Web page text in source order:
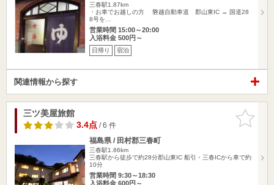
三春駅1.87km
・お車でお越しの方 磐越自動車道 郡山東IC → 国道28
8号を…
営業時間 15:00～20:00
入浴料金 500円～
日帰り 宿泊
関連情報から探す
お気に入
りに追加
三ツ美屋旅館
3.4点/ 6 件
福島県 / 田村郡三春町
三春駅1.86km
三春駅から徒歩で約28分郡山東IC 船引・三春ICから車で約
10分
営業時間 9:30～18:30
入浴料金 600円～